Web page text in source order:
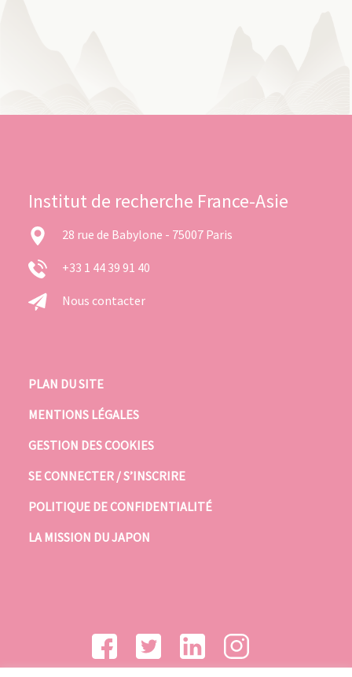
Institut de recherche France-Asie
28 rue de Babylone - 75007 Paris
+33 1 44 39 91 40
Nous contacter
PLAN DU SITE
MENTIONS LÉGALES
GESTION DES COOKIES
SE CONNECTER / S’INSCRIRE
POLITIQUE DE CONFIDENTIALITÉ
LA MISSION DU JAPON